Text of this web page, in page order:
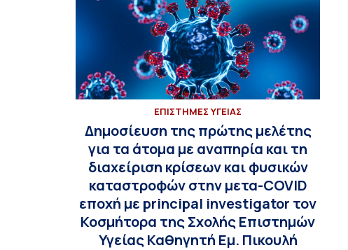
ΕΠΙΣΤΗΜΕΣ ΥΓΕΙΑΣ
Δημοσίευση της πρώτης μελέτης
για τα άτομα με αναπηρία και τη
διαχείριση κρίσεων και φυσικών
καταστροφών στην μετα-COVID
εποχή με principal investigator τον
Κοσμήτορα της Σχολής Επιστημών
Υγείας Καθηγητή Εμ. Πικουλή